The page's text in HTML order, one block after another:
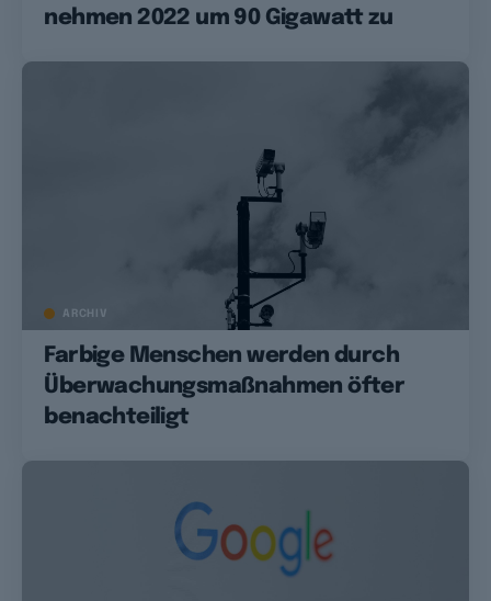
nehmen 2022 um 90 Gigawatt zu
ARCHIV
Farbige Menschen werden durch
Überwachungsmaßnahmen öfter
benachteiligt